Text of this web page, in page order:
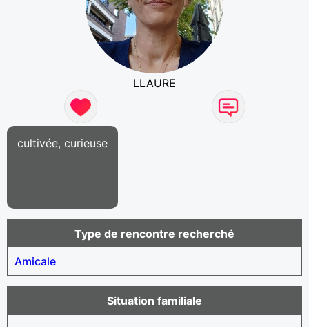
LLAURE
cultivée, curieuse
Type de rencontre recherché
Amicale
Situation familiale